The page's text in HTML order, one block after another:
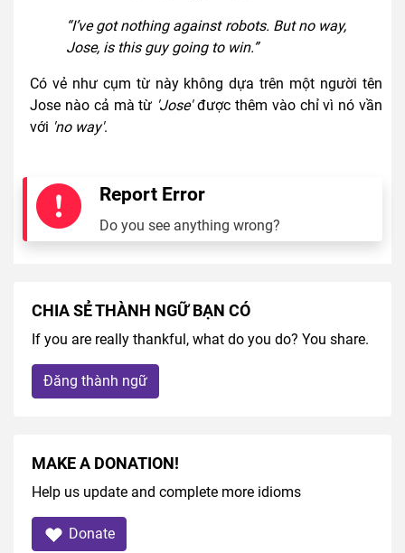
“I’ve got nothing against robots. But no way,
Jose, is this guy going to win.”
Có vẻ như cụm từ này không dựa trên một người tên
Jose nào cả mà từ 'Jose'được thêm vào chỉ vì nó vần
với 'no way'.
Report Error
Do you see anything wrong?
CHIA SẺ THÀNH NGỮ BẠN CÓ
If you are really thankful, what do you do? You share.
Đăng thành ngữ
MAKE A DONATION!
Help us update and complete more idioms
Donate